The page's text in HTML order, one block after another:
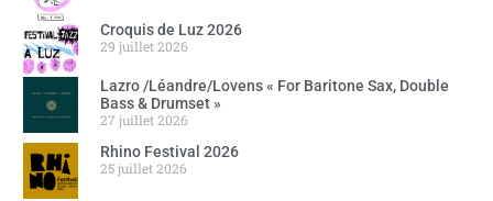
Croquis de Luz 2026
29 juillet 2026
Lazro /Léandre/Lovens « For Baritone Sax, Double
Bass & Drumset »
27 juillet 2026
Rhino Festival 2026
25 juillet 2026